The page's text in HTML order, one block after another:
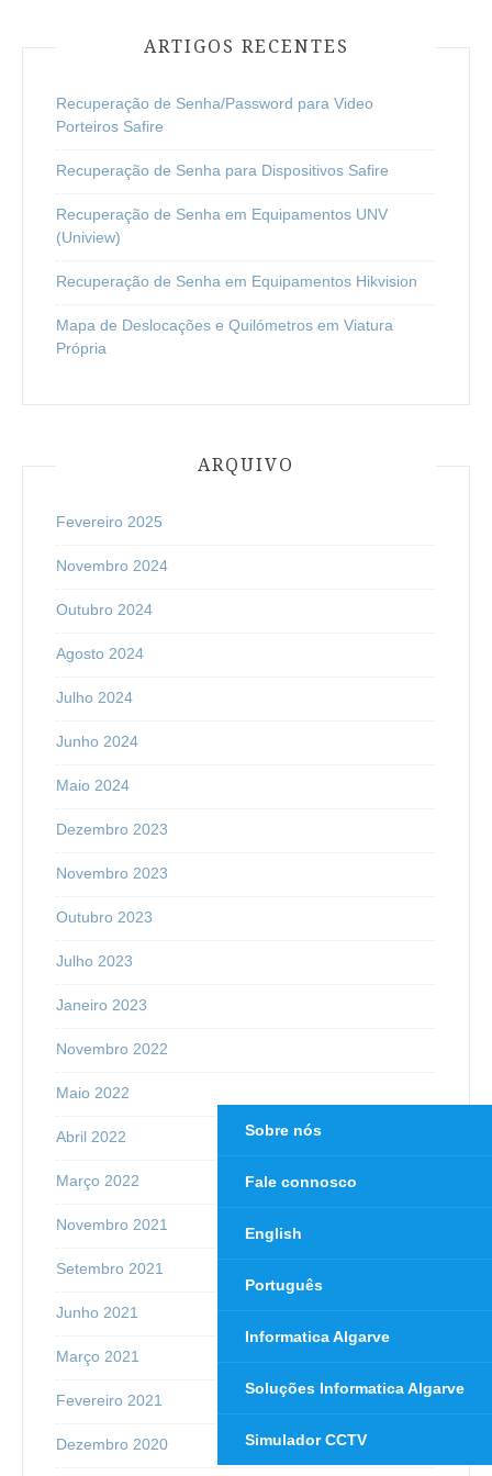
ARTIGOS RECENTES
Recuperação de Senha/Password para Video
Porteiros Safire
Recuperação de Senha para Dispositivos Safire
Recuperação de Senha em Equipamentos UNV
(Uniview)
Recuperação de Senha em Equipamentos Hikvision
Mapa de Deslocações e Quilómetros em Viatura
Própria
ARQUIVO
Fevereiro 2025
Novembro 2024
Outubro 2024
Agosto 2024
Julho 2024
Junho 2024
Maio 2024
Dezembro 2023
Novembro 2023
Outubro 2023
Julho 2023
Janeiro 2023
Novembro 2022
Maio 2022
Abril 2022
Março 2022
Novembro 2021
Setembro 2021
Junho 2021
Março 2021
Fevereiro 2021
Dezembro 2020
Sobre nós
Fale connosco
English
Português
Informatica Algarve
Soluções Informatica Algarve
Simulador CCTV